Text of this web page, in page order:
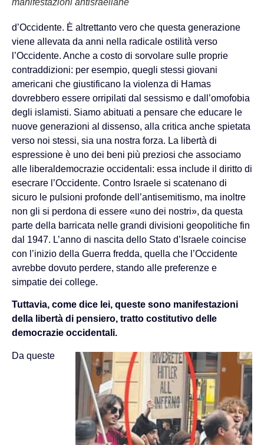
manifestazioni antisraeliane
d’Occidente. È altrettanto vero che questa generazione
viene allevata da anni nella radicale ostilità verso
l’Occidente. Anche a costo di sorvolare sulle proprie
contraddizioni: per esempio, quegli stessi giovani
americani che giustificano la violenza di Hamas
dovrebbero essere orripilati dal sessismo e dall’omofobia
degli islamisti. Siamo abituati a pensare che educare le
nuove generazioni al dissenso, alla critica anche spietata
verso noi stessi, sia una nostra forza. La libertà di
espressione è uno dei beni più preziosi che associamo
alle liberaldemocrazie occidentali: essa include il diritto di
esecrare l’Occidente. Contro Israele si scatenano di
sicuro le pulsioni profonde dell’antisemitismo, ma inoltre
non gli si perdona di essere «uno dei nostri», da questa
parte della barricata nelle grandi divisioni geopolitiche fin
dal 1947. L’anno di nascita dello Stato d’Israele coincise
con l’inizio della Guerra fredda, quella che l’Occidente
avrebbe dovuto perdere, stando alle preferenze e
simpatie dei college.
Tuttavia, come dice lei, queste sono manifestazioni
della libertà di pensiero, tratto costitutivo delle
democrazie occidentali.
Da queste